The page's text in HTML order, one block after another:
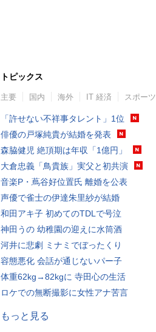
トピックス
主要 国内 海外 IT 経済 スポーツ
「許せない不祥事タレント」1位
俳優の戸塚純貴が結婚を発表
森脇健児 絶頂期は年収「1億円」
大倉忠義「鳥貴族」実父と初共演
音楽P・蔦谷好位置氏 離婚を公表
声優で雀士の伊達朱里紗が結婚
和田アキ子 初めてのTDLで号泣
神田うの 幼稚園の迎えに水筒酒
河井に悲劇 ミナミでぼったくり
容態悪化 会話が通じないパー子
体重62kg→82kgに 寺田心の生活
ロケでの無断撮影に女性アナ苦言
もっと見る